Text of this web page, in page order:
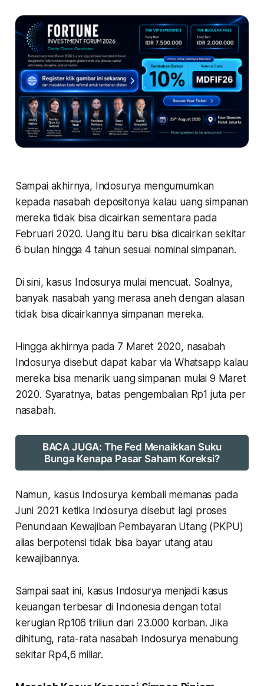
Sampai akhirnya, Indosurya mengumumkan
kepada nasabah depositonya kalau uang simpanan
mereka tidak bisa dicairkan sementara pada
Februari 2020. Uang itu baru bisa dicairkan sekitar
6 bulan hingga 4 tahun sesuai nominal simpanan.
Di sini, kasus Indosurya mulai mencuat. Soalnya,
banyak nasabah yang merasa aneh dengan alasan
tidak bisa dicairkannya simpanan mereka.
Hingga akhirnya pada 7 Maret 2020, nasabah
Indosurya disebut dapat kabar via Whatsapp kalau
mereka bisa menarik uang simpanan mulai 9 Maret
2020. Syaratnya, batas pengembalian Rp1 juta per
nasabah.
BACA JUGA: The Fed Menaikkan Suku
Bunga Kenapa Pasar Saham Koreksi?
Namun, kasus Indosurya kembali memanas pada
Juni 2021 ketika Indosurya disebut lagi proses
Penundaan Kewajiban Pembayaran Utang (PKPU)
alias berpotensi tidak bisa bayar utang atau
kewajibannya.
Sampai saat ini, kasus Indosurya menjadi kasus
keuangan terbesar di Indonesia dengan total
kerugian Rp106 triliun dari 23.000 korban. Jika
dihitung, rata-rata nasabah Indosurya menabung
sekitar Rp4,6 miliar.